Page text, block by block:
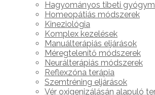
Hagyományos tibeti
Homeopátiás módszerek
Kineziológia
Komplex kezelések
Manuálterápiás eljárások
Méregtelenítő módszerek
Neurálterápiás módszerek
Reflexzóna terápia
Szemtréning eljárások
Vér oxigenizálásán alapuló